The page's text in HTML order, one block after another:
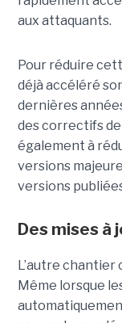
aux attaquants.
Pour réduire
déjà accéléré
dernières
des correctifs
également à
versions
versions
Des mises à
L’autre chantier
Même lorsque